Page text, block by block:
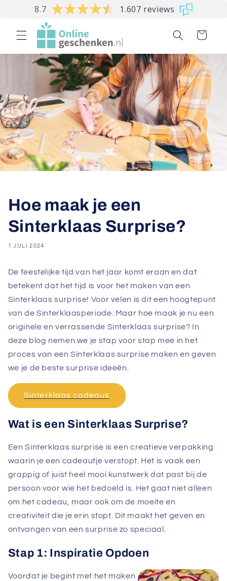
naar de
content
8.7 1.607 reviews
Winkelwagen
Hoe maak je een
Sinterklaas Surprise?
1 JULI 2024
De feestelijke tijd van het jaar komt eraan en dat
betekent dat het tijd is voor het maken van een
Sinterklaas surprise! Voor velen is dit een hoogtepunt
van de Sinterklaasperiode. Maar hoe maak je nu een
originele en verrassende Sinterklaas surprise? In
deze blog nemen we je stap voor stap mee in het
proces van een Sinterklaas surprise maken en geven
we je de beste surprise ideeën.
Sinterklaas cadeaus
Wat is een Sinterklaas Surprise?
Een Sinterklaas surprise is een creatieve verpakking
waarin je een cadeautje verstopt. Het is vaak een
grappig of juist heel mooi kunstwerk dat past bij de
persoon voor wie het bedoeld is. Het gaat niet alleen
om het cadeau, maar ook om de moeite en
creativiteit die je erin stopt. Dit maakt het geven en
ontvangen van een surprise zo speciaal.
Stap 1: Inspiratie Opdoen
Voordat je begint met het maken